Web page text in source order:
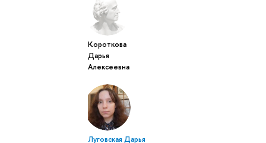
Короткова
Дарья
Алексеевна
Луговская Дарья